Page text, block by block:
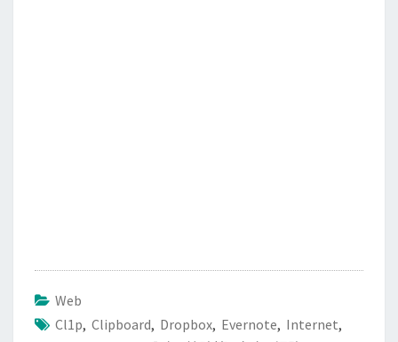
Web
Cl1p, Clipboard, Dropbox, Evernote, Internet,